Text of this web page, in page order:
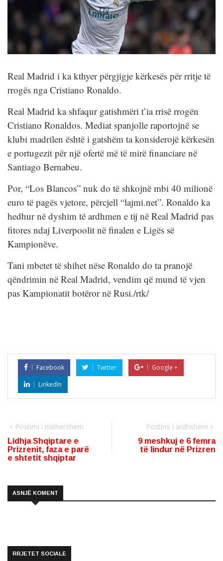
Real Madrid i ka kthyer përgjigje kërkesës për rritje të
rrogës nga Cristiano Ronaldo.
Real Madrid ka shfaqur gatishmëri t’ia rrisë rrogën
Cristiano Ronaldos. Mediat spanjolle raportojnë se
klubi madrilen është i gatshëm ta konsiderojë kërkesën
e portugezit për një ofertë më të mirë financiare në
Santiago Bernabeu.
Por, “Los Blancos” nuk do të shkojnë mbi 40 milionë
euro të pagës vjetore, përcjell “lajmi.net”. Ronaldo ka
hedhur në dyshim të ardhmen e tij në Real Madrid pas
fitores ndaj Liverpoolit në finalen e Ligës së
Kampionëve.
Tani mbetet të shihet nëse Ronaldo do ta pranojë
qëndrimin në Real Madrid, vendim që mund të vjen
pas Kampionatit botëror në Rusi./rtk/
Facebook Twitter
Google +
LinkedIn
Postimi i mëhershëm
Lidhja Shqiptare e
Prizrenit, faza e parë
e shtetit shqiptar
Postimi i ardhshëm
9 meshkuj e 6 femra
të lindur në Prizren
ASNJË KOMENT
RRJETET SOCIALE